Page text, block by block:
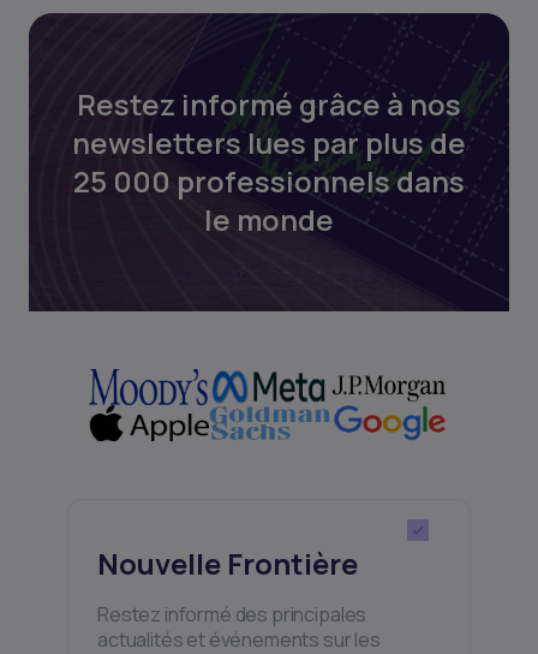
Restez informé grâce à nos
newsletters lues par plus de
25 000 professionnels dans
le monde
Nouvelle Frontière
Restez informé des principales
actualités et événements sur les